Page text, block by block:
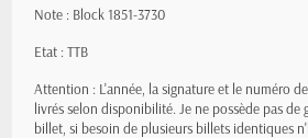
Note : Block 1851-3730
Etat : TTB
Attention : L'année, la signature et le numéro
livrés selon disponibilité. Je ne possède pas
billet, si besoin de plusieurs billets identiques